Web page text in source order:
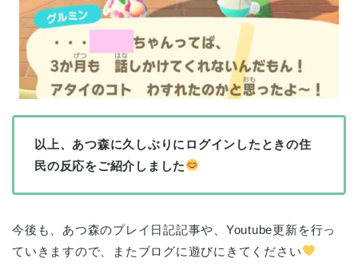
以上、あつ森に久しぶりにログインしたときの住
民の反応をご紹介しました
今後も、あつ森のプレイ日記記事や、Youtube更新を行っ
ていきますので、またブログに遊びにきてください